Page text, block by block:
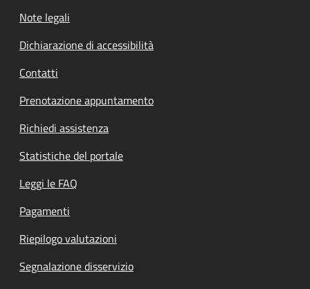
Note legali
Dichiarazione di accessibilità
Contatti
Prenotazione appuntamento
Richiedi assistenza
Statistiche del portale
Leggi le FAQ
Pagamenti
Riepilogo valutazioni
Segnalazione disservizio